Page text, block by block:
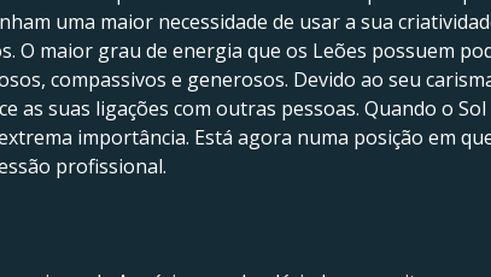
uma maior necessidade de usar a sua
O maior grau de energia que os Leões possuem
compassivos e generosos. Devido ao seu
as suas ligações com outras pessoas. Quando o
importância. Está agora numa posição em
profissional.